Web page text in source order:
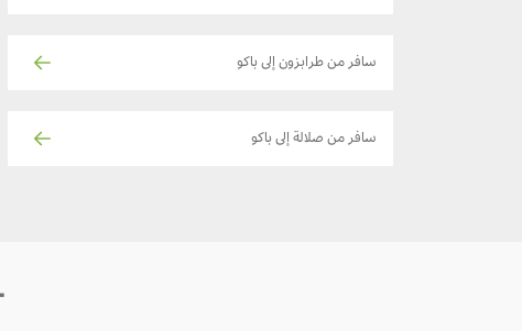
سافر من طرابزون إلى باكو
سافر من صلالة إلى باكو